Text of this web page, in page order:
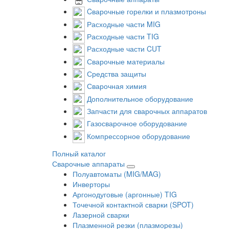
Cварочные горелки и плазмотроны
Расходные части MIG
Расходные части TIG
Расходные части CUT
Сварочные материалы
Средства защиты
Сварочная химия
Дополнительное оборудование
Запчасти для сварочных аппаратов
Газосварочное оборудование
Компрессорное оборудование
Полный каталог
Сварочные аппараты
Полуавтоматы (MIG/MAG)
Инверторы
Аргонодуговые (аргонные) TIG
Точечной контактной сварки (SPOT)
Лазерной сварки
Плазменной резки (плазморезы)